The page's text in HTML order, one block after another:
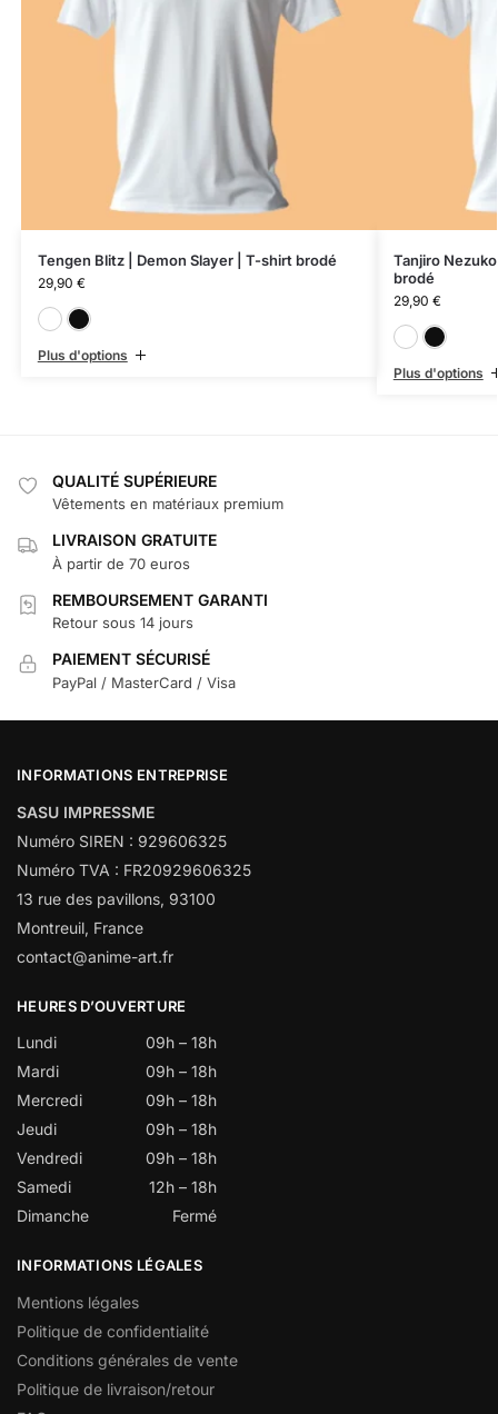
Tengen Blitz | Demon Slayer | T-shirt brodé
29,90 €
Plus d'options
Tanjiro
brodé
29,90 €
Plus d'options
QUALITÉ SUPÉRIEURE
Vêtements en matériaux premium
LIVRAISON GRATUITE
À partir de 70 euros
REMBOURSEMENT GARANTI
Retour sous 14 jours
PAIEMENT SÉCURISÉ
PayPal / MasterCard / Visa
INFORMATIONS ENTREPRISE
SASU IMPRESSME
Numéro SIREN : 929606325
Numéro TVA : FR20929606325
13 rue des pavillons, 93100
Montreuil, France
contact@anime-art.fr
HEURES D’OUVERTURE
Lundi
09h – 18h
Mardi
09h – 18h
Mercredi
09h – 18h
Jeudi
09h – 18h
Vendredi
09h – 18h
Samedi
12h – 18h
Dimanche
Fermé
INFORMATIONS LÉGALES
Mentions légales
Politique de confidentialité
Conditions générales de vente
Politique de livraison/retour